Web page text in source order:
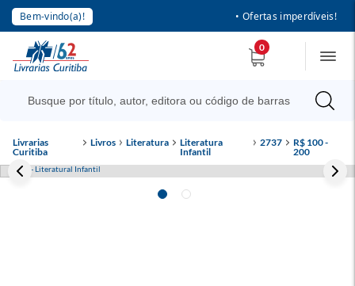
Bem-vindo(a)! • Ofertas imperdíveis!
0
Livrarias
Curitiba
Livros Literatura
Literatura
Infantil
2737
R$ 100 -
200